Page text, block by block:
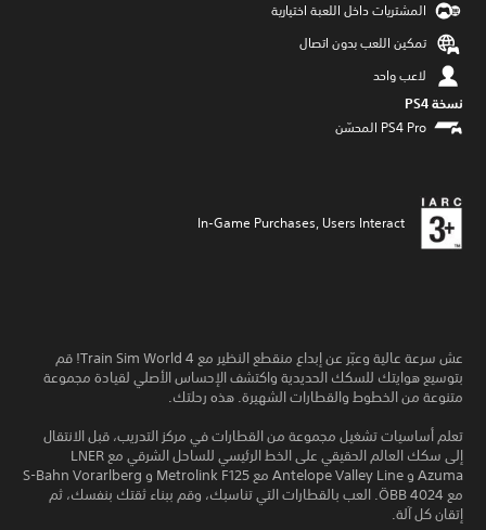
المشتريات داخل اللعبة اختيارية
تمكين اللعب بدون اتصال
لاعب واحد
نسخة PS4‏
In-Game Purchases, Users Interact
عش سرعة عالية وعبّر عن إبداع منقطع النظير مع Train Sim World 4! قم
بتوسيع هوايتك للسكك الحديدية واكتشف الإحساس الأصلي لقيادة مجموعة
متنوعة من الخطوط والقطارات الشهيرة. هذه رحلتك.
تعلم أساسيات تشغيل مجموعة من القطارات في مركز التدريب، قبل الانتقال
إلى سكك العالم الحقيقي على الخط الرئيسي للساحل الشرقي مع LNER
Azuma و Antelope Valley Line مع Metrolink F125 و S-Bahn Vorarlberg
مع ÖBB 4024. العب بالقطارات التي تناسبك، وقم ببناء ثقتك بنفسك، ثم
إتقان كل آلة.